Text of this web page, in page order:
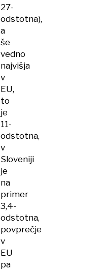
27-
odstotna),
a
še
vedno
najvišja
v
EU,
to
je
11-
odstotna,
v
Sloveniji
je
na
primer
3,4-
odstotna,
povprečje
v
EU
pa